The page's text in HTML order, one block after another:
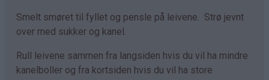
Smelt smøret til fyllet og pensle på leivene. Strø jevnt
over med sukker og kanel.
Rull leivene sammen fra langsiden hvis du vil ha mindre
kanelboller og fra kortsiden hvis du vil ha store